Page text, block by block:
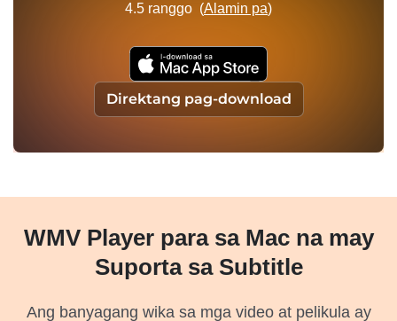
4.5 ranggo (Alamin pa)
Direktang pag-download
WMV Player para sa Mac na may
Suporta sa Subtitle
Ang banyagang wika sa mga video at pelikula ay